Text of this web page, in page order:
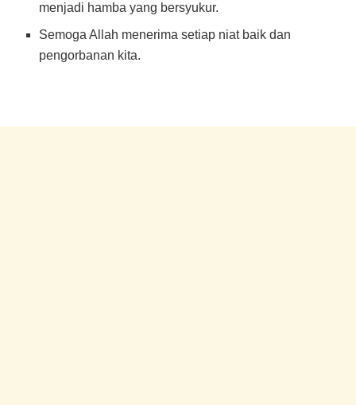
menjadi hamba yang bersyukur.
Semoga Allah menerima setiap niat baik dan
pengorbanan kita.